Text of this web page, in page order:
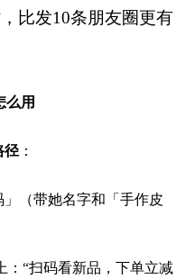
比发10条朋友圈更有
么用
径 ：
（带她名字和「手作皮
：“扫码看新品，下单立减